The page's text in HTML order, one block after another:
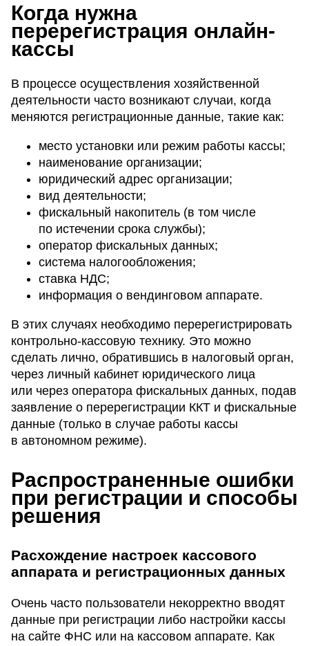
Когда нужна
перерегистрация онлайн-
кассы
В процессе осуществления хозяйственной
деятельности часто возникают случаи, когда
меняются регистрационные данные, такие как:
место установки или режим работы кассы;
наименование организации;
юридический адрес организации;
вид деятельности;
фискальный накопитель (в том числе
по истечении срока службы);
оператор фискальных данных;
система налогообложения;
ставка НДС;
информация о вендинговом аппарате.
В этих случаях необходимо перерегистрировать
контрольно-кассовую технику. Это можно
сделать лично, обратившись в налоговый орган,
через личный кабинет юридического лица
или через оператора фискальных данных, подав
заявление о перерегистрации ККТ и фискальные
данные (только в случае работы кассы
в автономном режиме).
Распространенные ошибки
при регистрации и способы
решения
Расхождение настроек кассового
аппарата и регистрационных данных
Очень часто пользователи некорректно вводят
данные при регистрации либо настройки кассы
на сайте ФНС или на кассовом аппарате. Как